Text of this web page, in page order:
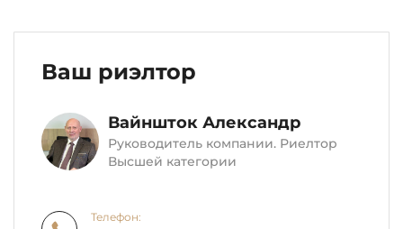
Ваш риэлтор
Вайншток Александр
Руководитель компании. Риелтор
Высшей категории
Телефон: